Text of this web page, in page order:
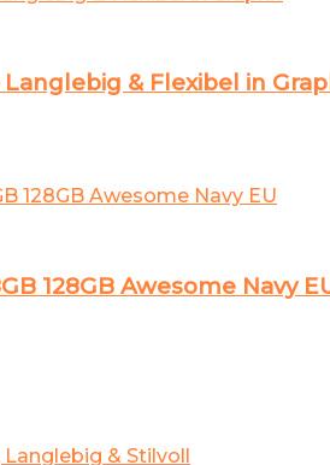
Langlebig & Flexibel in
128GB Awesome Navy